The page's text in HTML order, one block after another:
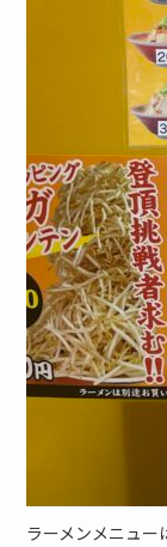
ラーメンメニュー